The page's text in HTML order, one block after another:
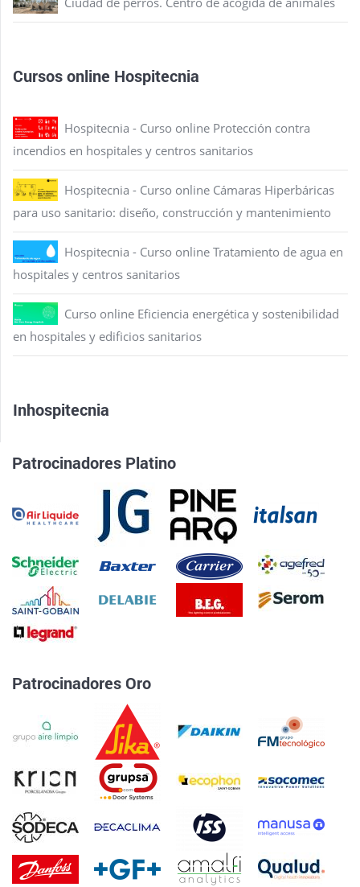
Cursos online Hospitecnia
Hospitecnia - Curso online Protección contra
incendios en hospitales y centros sanitarios
Hospitecnia - Curso online Cámaras Hiperbáricas
para uso sanitario: diseño, construcción y mantenimiento
Hospitecnia - Curso online Tratamiento de agua en
hospitales y centros sanitarios
Curso online Eficiencia energética y sostenibilidad
en hospitales y edificios sanitarios
Inhospitecnia
Patrocinadores Platino
Patrocinadores Oro